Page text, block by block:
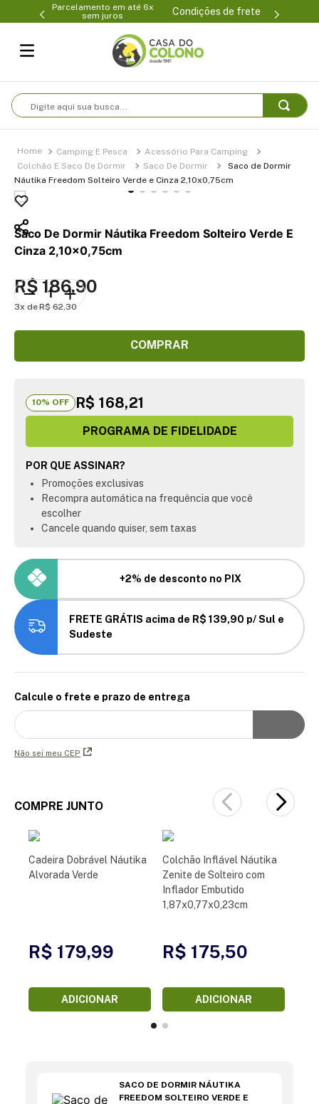
Parcelamento em até 6x
sem juros
Condições de frete
Digite aqui sua busca...
Camping E Pesca
Acessório Para Camping
Colchão E Saco De Dormir
Saco De Dormir
Saco de Dormir
Náutika Freedom Solteiro Verde e Cinza 2,10x0,75cm
Saco De Dormir Náutika Freedom Solteiro Verde E
Cinza 2,10x0,75cm
R$186,90
3 R$ 62,30
COMPRAR
10% OFF R$ 168,21
PROGRAMA DE FIDELIDADE
POR QUE ASSINAR?
Promoções exclusivas
Recompra automática na frequência que você
escolher
Cancele quando quiser, sem taxas
+2% de desconto no PIX
FRETE GRÁTIS acima de R$ 139,90 p/ Sul e
Sudeste
Calcule o frete e prazo de entrega
Não sei meu CEP
COMPRE JUNTO
Cadeira Dobrável Náutika
Alvorada Verde
R$ 179,99
ADICIONAR
Colchão Inflável Náutika
Zenite de Solteiro com
Inflador Embutido
1,87x0,77x0,23cm
R$ 175,50
ADICIONAR
SACO DE DORMIR NÁUTIKA
FREEDOM SOLTEIRO VERDE E